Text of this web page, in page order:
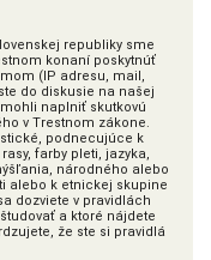
republiky sme
konaní poskytnúť
(IP adresu, mail,
do diskusie na našej
naplniť skutkovú
v Trestnom zákone.
podnecujúce k
farby pleti, jazyka,
národného alebo
alebo k etnickej skupine
dozviete v pravidlách
a ktoré nájdete
že ste si pravidlá